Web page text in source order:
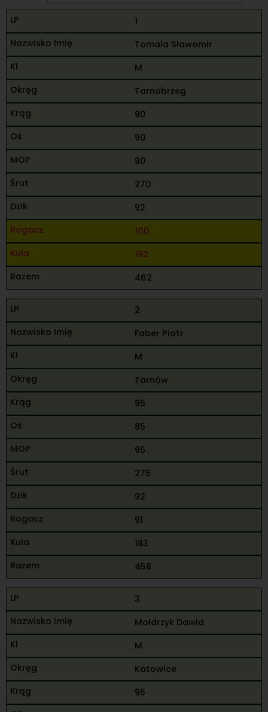
1
Tomala Sławomir
M
Tarnobrzeg
90
90
90
270
92
100
192
462
2
Faber Piotr
M
Tarnów
95
85
95
275
92
91
183
458
3
Mołdrzyk Dawid
M
Katowice
95